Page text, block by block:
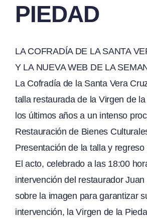
PIEDAD
LA COFRADÍA DE LA SANTA
Y LA NUEVA WEB DE LA
La Cofradía de la Santa Vera
talla restaurada de la Virgen de
los últimos años a un intenso
Restauración de Bienes
Presentación de la talla y
El acto, celebrado a las 18:00
intervención del restaurador
sobre la imagen para garantizar
intervención, la Virgen de la